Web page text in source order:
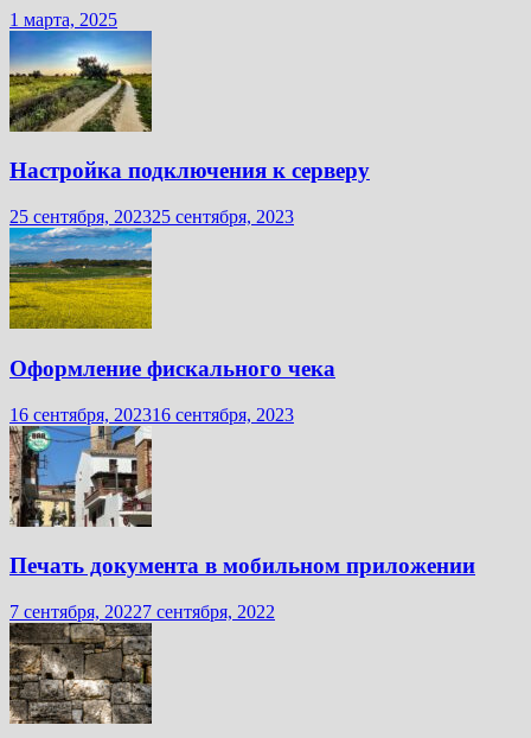
1 марта, 2025
Настройка подключения к серверу
25 сентября, 202325 сентября, 2023
Оформление фискального чека
16 сентября, 202316 сентября, 2023
Печать документа в мобильном приложении
7 сентября, 20227 сентября, 2022